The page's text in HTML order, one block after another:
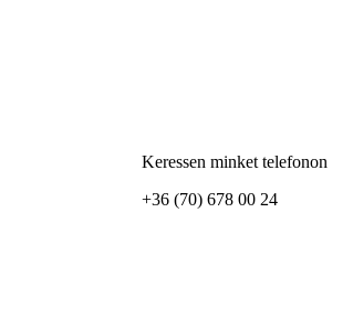
Keressen minket telefonon
+36 (70) 678 00 24